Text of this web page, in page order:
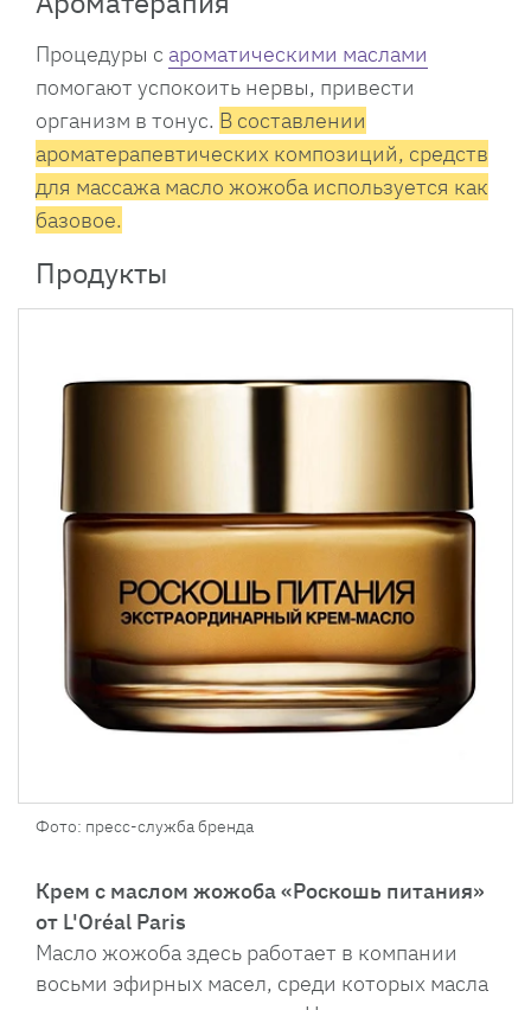
Процедуры с ароматическими маслами
помогают успокоить нервы, привести
организм в тонус. В составлении
ароматерапевтических композиций, средств
для массажа масло жожоба используется как
базовое.
Продукты
Фото: пресс-служба бренда
Крем с маслом жожоба «Роскошь питания»
от L'Oréal Paris
Масло жожоба здесь работает в компании
восьми эфирных масел, среди которых масла